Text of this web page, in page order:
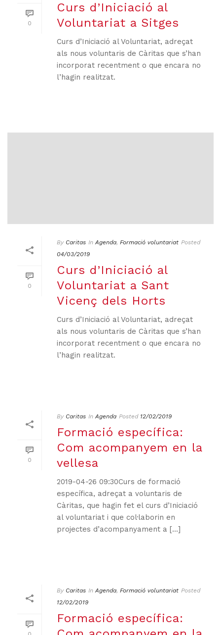
0
Curs d’Iniciació al
Voluntariat a Sitges
Curs d’Iniciació al Voluntariat, adreçat
als nous voluntaris de Càritas que s’han
incorporat recentment o que encara no
l’hagin realitzat.
0
By Caritas In Agenda, Formació voluntariat Posted
04/03/2019
Curs d’Iniciació al
Voluntariat a Sant
Vicenç dels Horts
Curs d’Iniciació al Voluntariat, adreçat
als nous voluntaris de Càritas que s’han
incorporat recentment o que encara no
l’hagin realitzat.
0
By Caritas In Agenda Posted 12/02/2019
Formació específica:
Com acompanyem en la
vellesa
2019-04-26 09:30Curs de formació
específica, adreçat a voluntaris de
Càritas, que hagin fet el curs d’Iniciació
al voluntariat i que col·laborin en
projectes d’acompanyament a [...]
By Caritas In Agenda, Formació voluntariat Posted
12/02/2019
Formació específica: